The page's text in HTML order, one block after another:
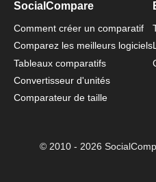
SocialCompare
Comment créer un comparatif
Comparez les meilleurs logiciels
Tableaux comparatifs
Convertisseur d'unités
Comparateur de taille
© 2010 - 2026